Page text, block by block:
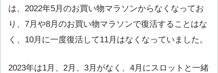
は、2022年5月のお買い物マラソンからなくなってお
り、7月や8月のお買い物マラソンで復活することはな
く、10月に一度復活して11月はなくなっていました。
2023年は1月、2月、3月がなく、4月にスロットと一緒